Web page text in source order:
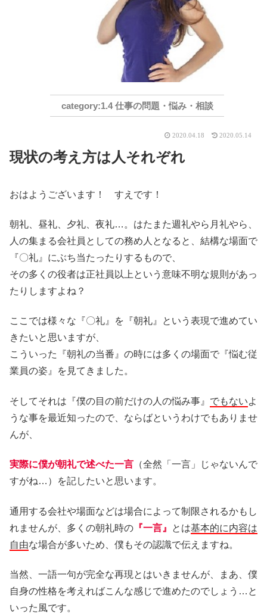
1.4 仕事の問題・悩み・相談
2020.04.18 2020.05.14
現状の考え方は人それぞれ
おはようございます！ すえです！
朝礼、昼礼、夕礼、夜礼…。はたまた週礼やら月礼やら、
人の集まる会社員としての務め人となると、結構な場面で
『〇礼』にぶち当たったりするもので、
その多くの役者は正社員以上という意味不明な規則があっ
たりしますよね？
ここでは様々な『〇礼』を『朝礼』という表現で進めてい
きたいと思いますが、
こういった『朝礼の当番』の時には多くの場面で『悩む従
業員の姿』を見てきました。
そしてそれは『僕の目の前だけの人の悩み事』 でもないよ
うな事を最近知ったので、ならばというわけでもありませ
んが、
実際に僕が朝礼で述べた一言 （全然「一言」じゃないんで
すがね…）を記したいと思います。
通用する会社や場面などは場合によって制限されるかもし
れませんが、多くの朝礼時の 『一言』 とは基本的に内容は
自由な場合が多いため、僕もその認識で伝えますね。
当然、一語一句が完全な再現とはいきませんが、まあ、僕
自身の性格を考えればこんな感じで進めたのでしょう…と
いった風です。